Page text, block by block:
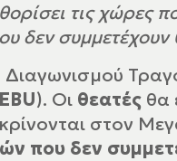
τις χώρες
δεν συμμετέχουν
EBU). Οι θεατές θα
στον
που δεν